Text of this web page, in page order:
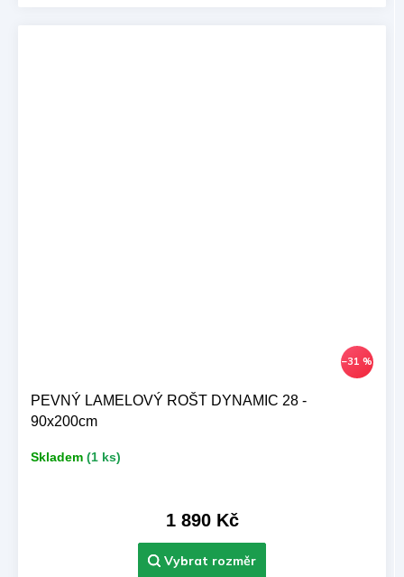
–31 %
PEVNÝ LAMELOVÝ ROŠT DYNAMIC 28 -
90x200cm
Skladem (1 ks)
1 890 Kč